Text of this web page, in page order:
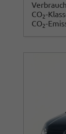
CO2-
CO2-